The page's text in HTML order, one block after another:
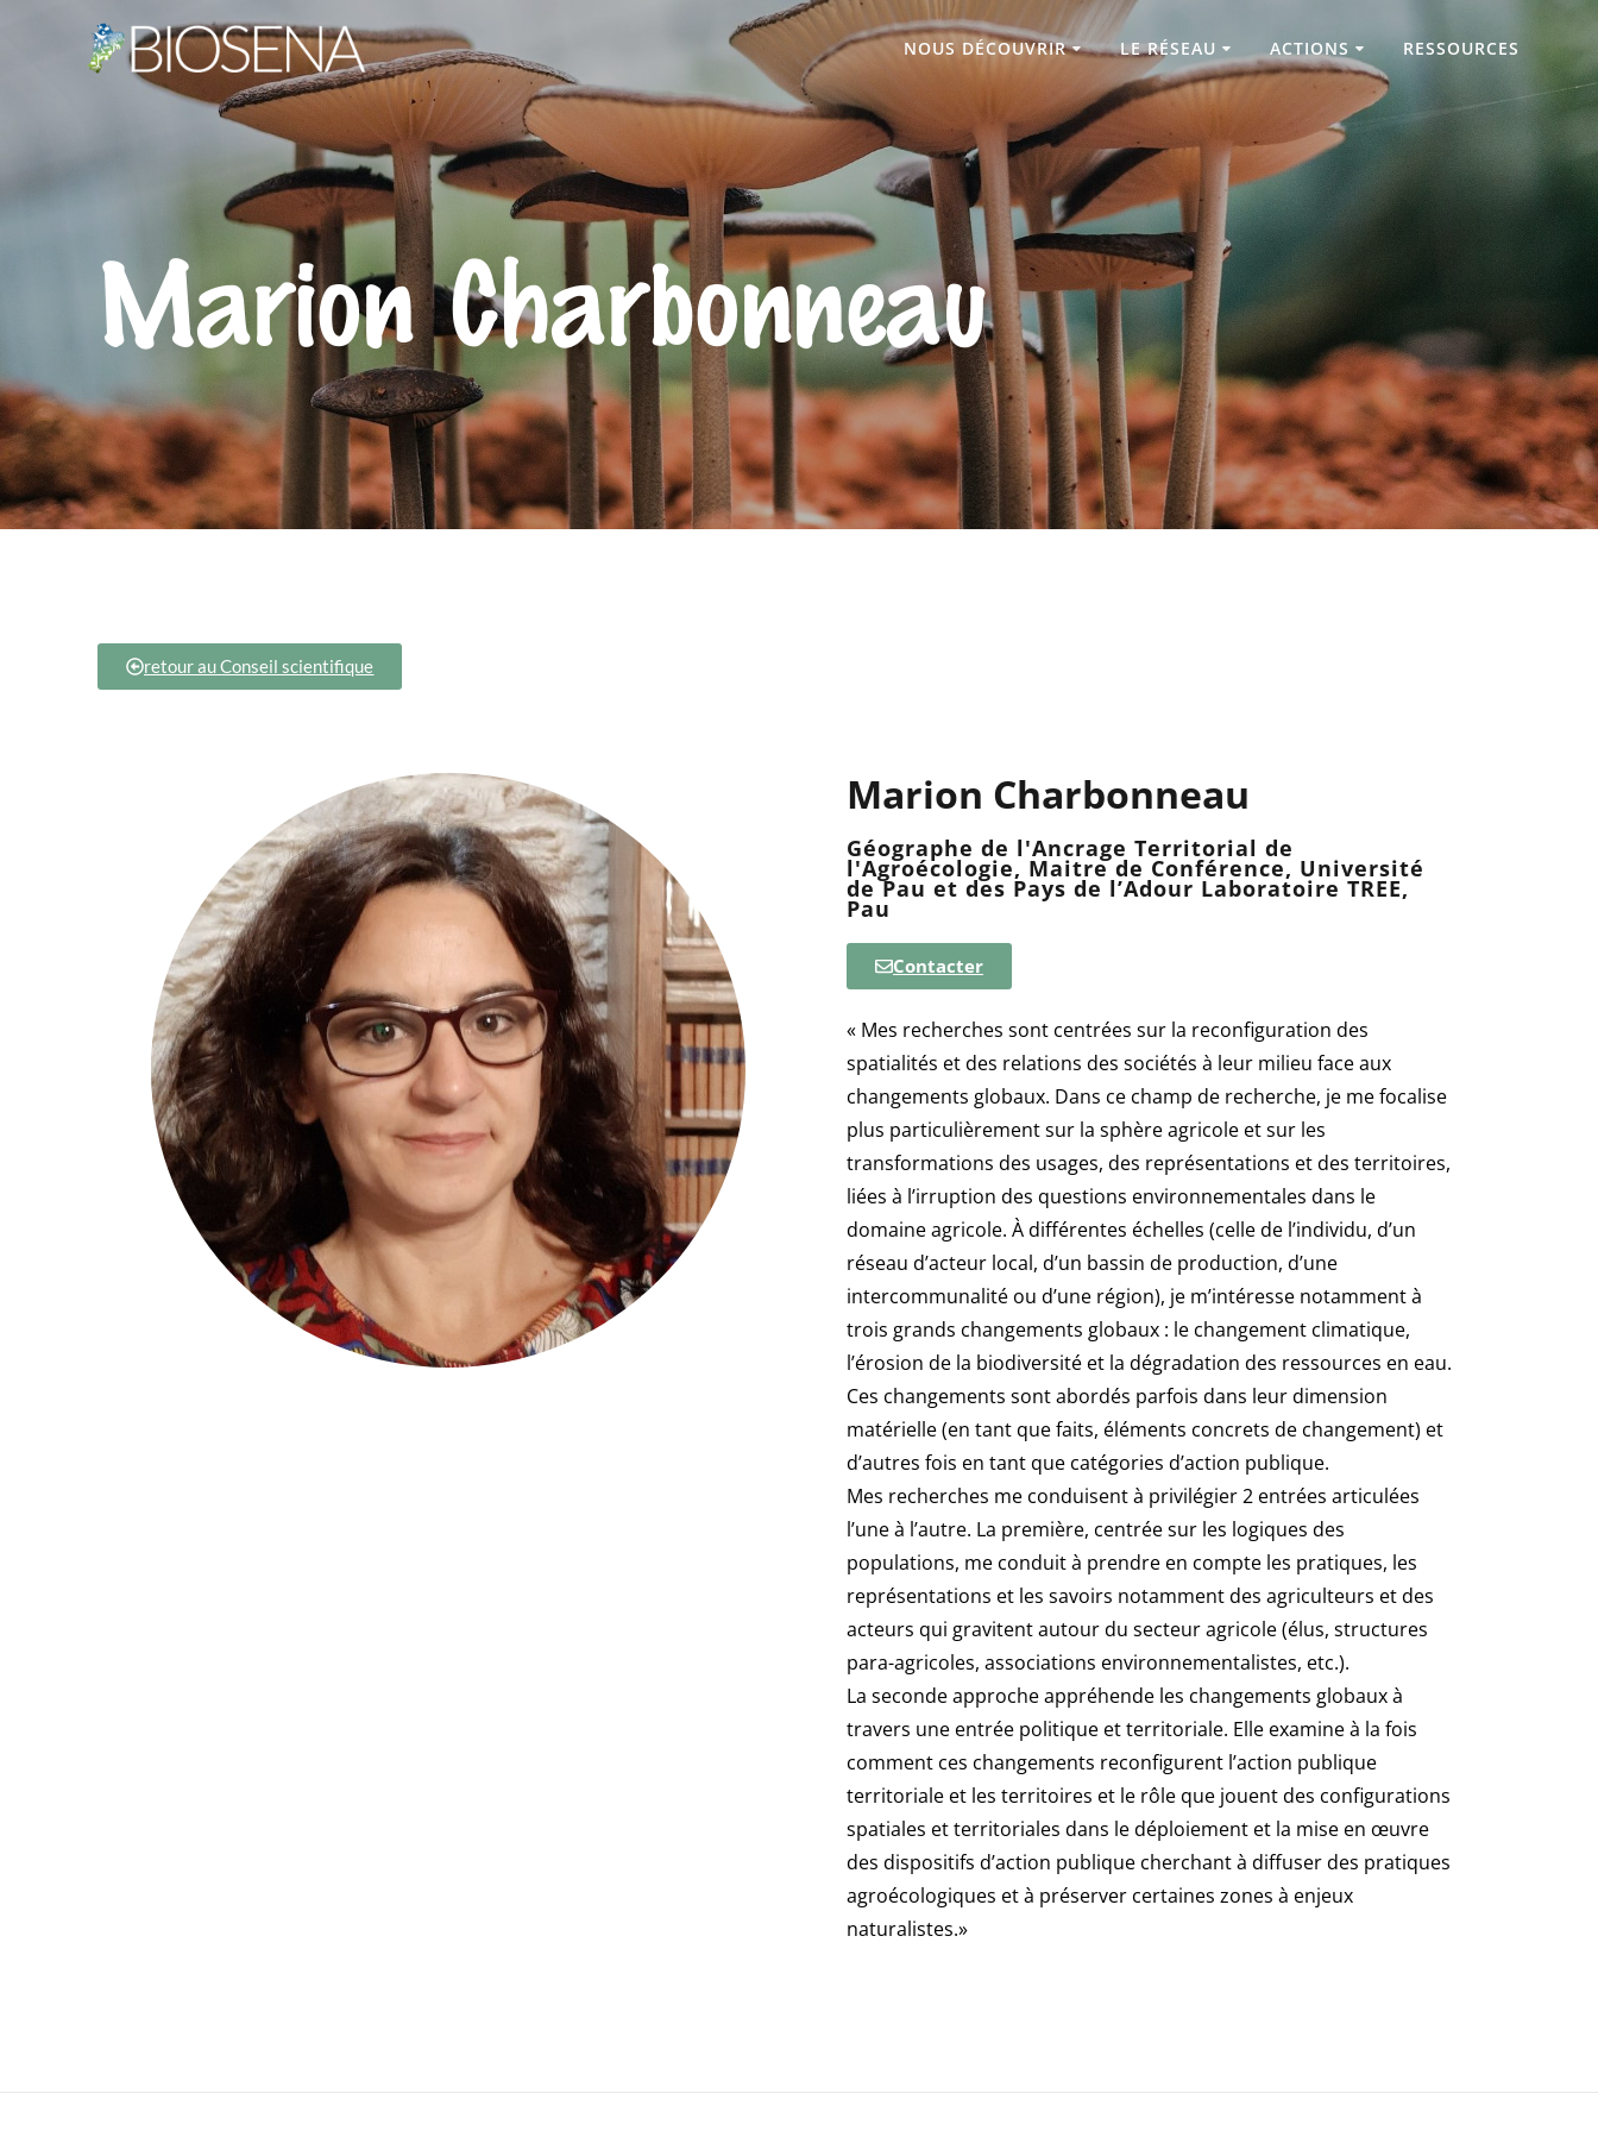
NOUS DÉCOUVRIR LE RÉSEAU ACTIONS RESSOURCES
Marion Charbonneau
retour au Conseil scientifique
Marion Charbonneau
Géographe de l'Ancrage Territorial de
l'Agroécologie, Maitre de Conférence, Université
de Pau et des Pays de l’Adour Laboratoire TREE,
Pau
Contacter
« Mes recherches sont centrées sur la reconfiguration des
spatialités et des relations des sociétés à leur milieu face aux
changements globaux. Dans ce champ de recherche, je me focalise
plus particulièrement sur la sphère agricole et sur les
transformations des usages, des représentations et des territoires,
liées à l’irruption des questions environnementales dans le
domaine agricole. À différentes échelles (celle de l’individu, d’un
réseau d’acteur local, d’un bassin de production, d’une
intercommunalité ou d’une région), je m’intéresse notamment à
trois grands changements globaux : le changement climatique,
l’érosion de la biodiversité et la dégradation des ressources en eau.
Ces changements sont abordés parfois dans leur dimension
matérielle (en tant que faits, éléments concrets de changement) et
d’autres fois en tant que catégories d’action publique.
Mes recherches me conduisent à privilégier 2 entrées articulées
l’une à l’autre. La première, centrée sur les logiques des
populations, me conduit à prendre en compte les pratiques, les
représentations et les savoirs notamment des agriculteurs et des
acteurs qui gravitent autour du secteur agricole (élus, structures
para-agricoles, associations environnementalistes, etc.).
La seconde approche appréhende les changements globaux à
travers une entrée politique et territoriale. Elle examine à la fois
comment ces changements reconfigurent l’action publique
territoriale et les territoires et le rôle que jouent des configurations
spatiales et territoriales dans le déploiement et la mise en œuvre
des dispositifs d’action publique cherchant à diffuser des pratiques
agroécologiques et à préserver certaines zones à enjeux
naturalistes.»